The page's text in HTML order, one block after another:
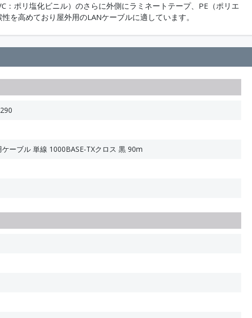
：ポリ塩化ビニル）のさらに外側にラミネートテープ、PE（ポリエ
を高めており屋外用のLANケーブルに適しています。
ーブル 単線 1000BASE-TXクロス 黒 90m